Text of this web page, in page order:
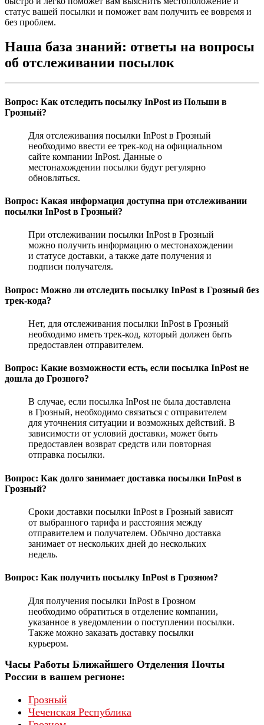
статус вашей посылки и поможет вам получить ее вовремя и
без проблем.
Наша база знаний: ответы на вопросы
об отслеживании посылок
Вопрос: Как отследить посылку InPost из Польши в
Грозный?
Для отслеживания посылки InPost в Грозный
необходимо ввести ее трек-код на официальном
сайте компании InPost. Данные о
местонахождении посылки будут регулярно
обновляться.
Вопрос: Какая информация доступна при отслеживании
посылки InPost в Грозный?
При отслеживании посылки InPost в Грозный
можно получить информацию о местонахождении
и статусе доставки, а также дате получения и
подписи получателя.
Вопрос: Можно ли отследить посылку InPost в Грозный без
трек-кода?
Нет, для отслеживания посылки InPost в Грозный
необходимо иметь трек-код, который должен быть
предоставлен отправителем.
Вопрос: Какие возможности есть, если посылка InPost не
дошла до Грозного?
В случае, если посылка InPost не была доставлена
в Грозный, необходимо связаться с отправителем
для уточнения ситуации и возможных действий. В
зависимости от условий доставки, может быть
предоставлен возврат средств или повторная
отправка посылки.
Вопрос: Как долго занимает доставка посылки InPost в
Грозный?
Сроки доставки посылки InPost в Грозный зависят
от выбранного тарифа и расстояния между
отправителем и получателем. Обычно доставка
занимает от нескольких дней до нескольких
недель.
Вопрос: Как получить посылку InPost в Грозном?
Для получения посылки InPost в Грозном
необходимо обратиться в отделение компании,
указанное в уведомлении о поступлении посылки.
Также можно заказать доставку посылки
курьером.
Часы Работы Ближайшего Отделения Почты
России в вашем регионе:
Грозный
Чеченская Республика